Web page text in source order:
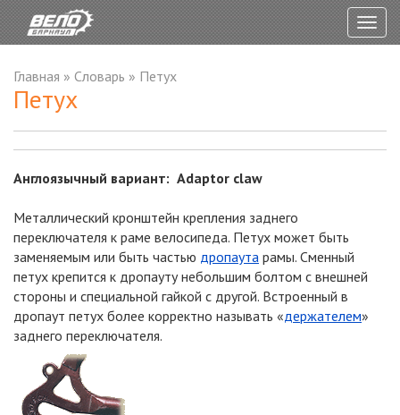
Главная » Словарь » Петух
Петух
Англоязычный вариант: Adaptor claw
Металлический кронштейн крепления заднего
переключателя к раме велосипеда. Петух может быть
заменяемым или быть частью дропаута рамы. Сменный
петух крепится к дропауту небольшим болтом с внешней
стороны и специальной гайкой с другой. Встроенный в
дропаут петух более корректно называть «держателем»
заднего переключателя.